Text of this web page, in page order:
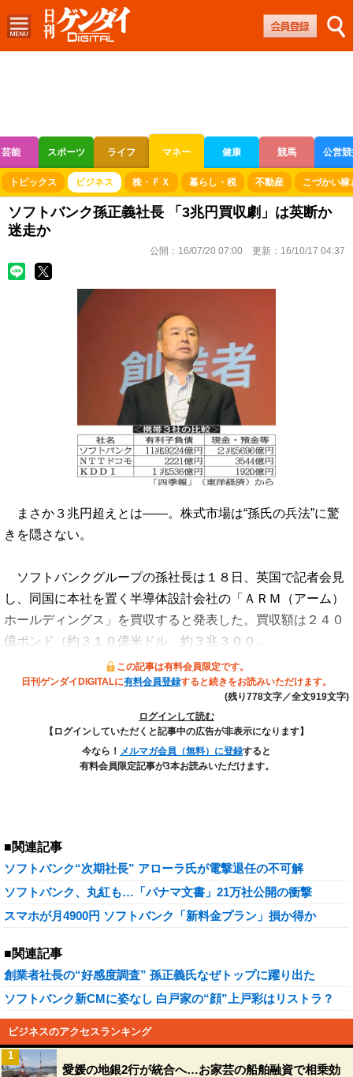
芸能 スポーツ ライフ マネー 健康 競馬 公営
ボートレース 競輪 オートレース
トピックス ビジネス 株・ＦＸ 暮らし・税 不動産 こづかい稼
ソフトバンク孫正義社長 「3兆円買収劇」は英断か
迷走か
公開： 16/07/20 07:00 更新： 16/10/17 04:37
まさか３兆円超えとは――。株式市場は“孫氏の兵法”に驚
きを隠さない。
ソフトバンクグループの孫社長は１８日、英国で記者会見
し、同国に本社を置く半導体設計会社の「ＡＲＭ（アーム）
ホールディングス」を買収すると発表した。買収額は２４０
億ポンド（約３１０億米ドル、約３兆３００…
この記事は有料会員限定です。
日刊ゲンダイDIGITALに有料会員登録すると続きをお読みいただけます。
(残り778文字／全文919文字)
ログインして読む
【ログインしていただくと記事中の広告が非表示になります】
今なら！ メルマガ会員（無料）に登録すると
有料会員限定記事が3本お読みいただけます。
■関連記事
ソフトバンク“次期社長” アローラ氏が電撃退任の不可解
ソフトバンク、丸紅も…「パナマ文書」21万社公開の衝撃
スマホが月4900円 ソフトバンク「新料金プラン」損か得か
■関連記事
創業者社長の“好感度調査” 孫正義氏なぜトップに躍り出た
ソフトバンク新CMに姿なし 白戸家の“顔”上戸彩はリストラ？
ビジネスのアクセスランキング
愛媛の地銀2行が統合へ…お家芸の船舶融資で相乗効
1